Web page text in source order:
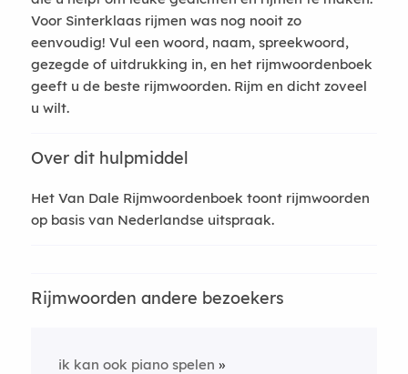
Voor Sinterklaas rijmen was nog nooit zo
eenvoudig! Vul een woord, naam, spreekwoord,
gezegde of uitdrukking in, en het rijmwoordenboek
geeft u de beste rijmwoorden. Rijm en dicht zoveel
u wilt.
Over dit hulpmiddel
Het Van Dale Rijmwoordenboek toont rijmwoorden
op basis van Nederlandse uitspraak.
Rijmwoorden andere bezoekers
ik kan ook piano spelen